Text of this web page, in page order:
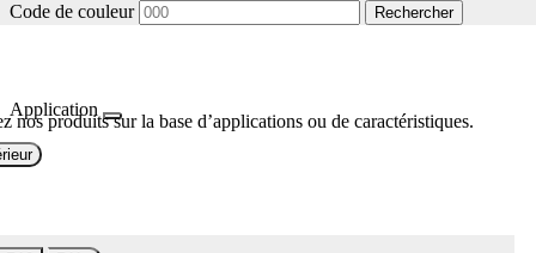
Code de couleur Rechercher
Application
nos produits sur la base d’applications ou de caractéristiques.